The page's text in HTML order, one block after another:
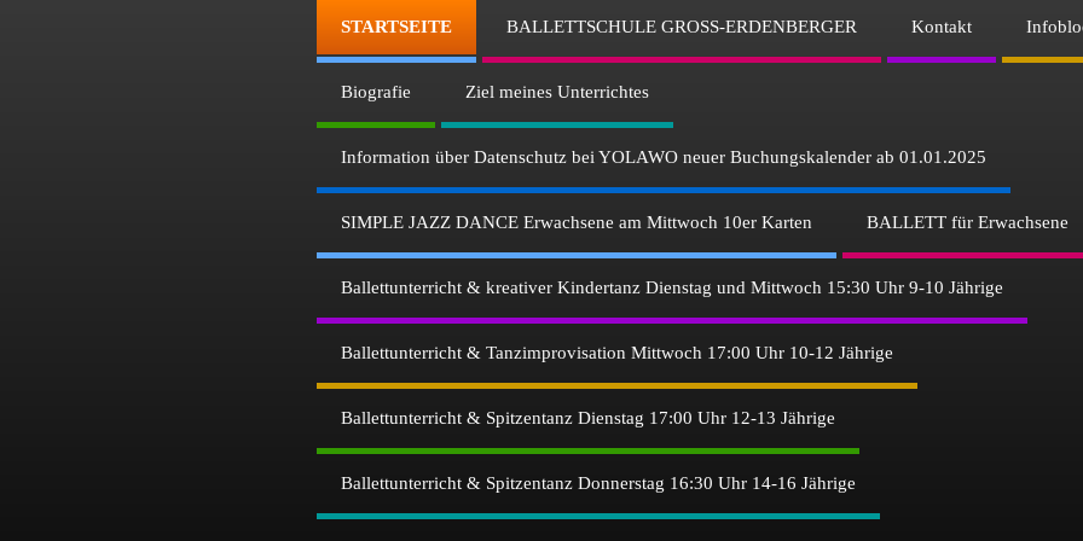
STARTSEITE BALLETTSCHULE GROSS-ERDENBERGER Kontakt
Biografie Ziel meines Unterrichtes
Information über Datenschutz bei YOLAWO neuer Buchungskalender ab 01.01.2025
SIMPLE JAZZ DANCE Erwachsene am Mittwoch 10er Karten BALLETT für Erwachsene
Ballettunterricht & kreativer Kindertanz Dienstag und Mittwoch 15:30 Uhr 9-10 Jährige
Ballettunterricht & Tanzimprovisation Mittwoch 17:00 Uhr 10-12 Jährige
Ballettunterricht & Spitzentanz Dienstag 17:00 Uhr 12-13 Jährige
Ballettunterricht & Spitzentanz Donnerstag 16:30 Uhr 14-16 Jährige